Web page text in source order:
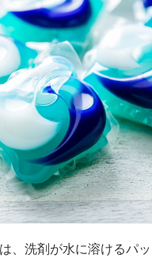
、洗剤が水に溶けるパ